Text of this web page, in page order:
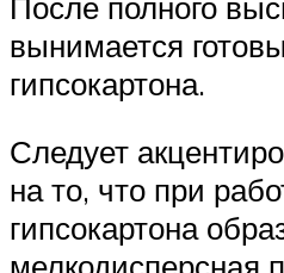
вынимается
гипсокартона.
Следует
на то, что при
гипсокартона